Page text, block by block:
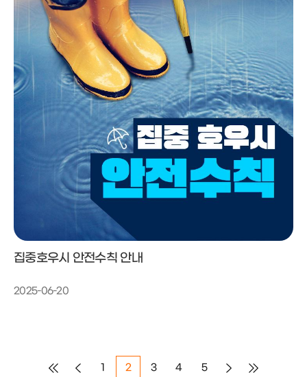
집중호우시 안전수칙 안내
2025-06-20
1 2 3 4 5